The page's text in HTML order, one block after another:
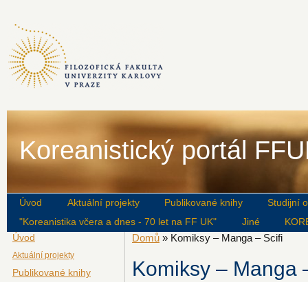
Koreanistický portál
Úvod Aktuální projekty Publikované knihy
Studijní
"Koreanistika včera a dnes - 70 let na FF UK"
Jiné
Úvod
Aktuální projekty
Publikované knihy
Domů » Komiksy – Manga – Scifi
Komiksy – Manga